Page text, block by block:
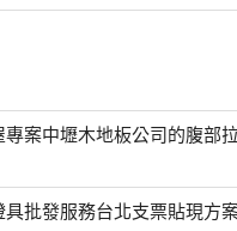
案中壢木地板公司的腹部
批發服務台北支票貼現方